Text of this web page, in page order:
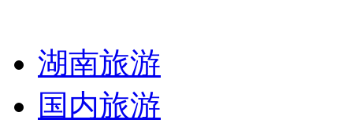
湖南旅游
国内旅游